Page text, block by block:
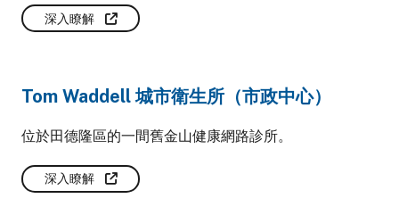
深入瞭解
Tom Waddell 城市衛生所（市政中心）
位於田德隆區的一間舊金山健康網路診所。
深入瞭解